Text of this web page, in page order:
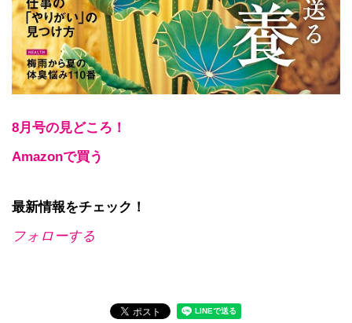
8月号の見どころ！
Amazonで買う
最新情報をチェック！
フォローする